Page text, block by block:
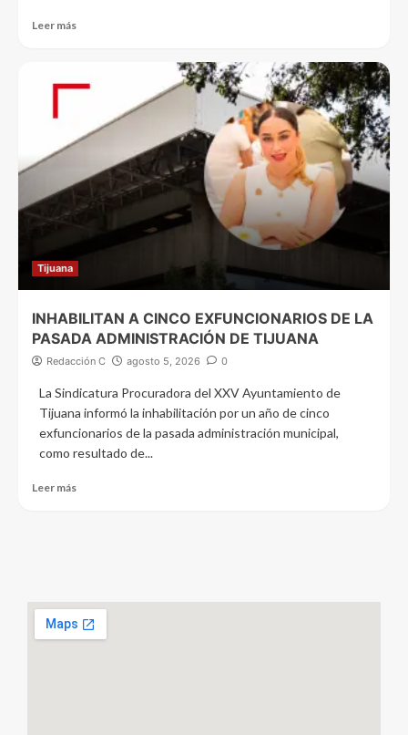
Leer más
Tijuana
INHABILITAN A CINCO EXFUNCIONARIOS DE LA
PASADA ADMINISTRACIÓN DE TIJUANA
Redacción C agosto 5, 2026 0
La Sindicatura Procuradora del XXV Ayuntamiento de
Tijuana informó la inhabilitación por un año de cinco
exfuncionarios de la pasada administración municipal,
como resultado de...
Leer más